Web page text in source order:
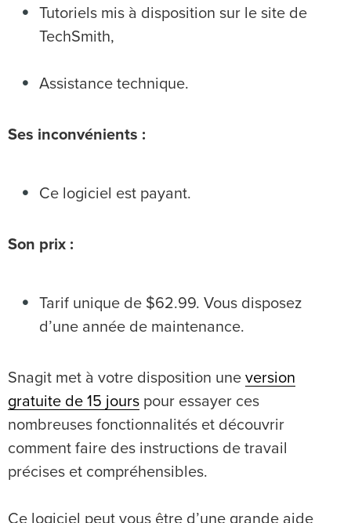
Tutoriels mis à disposition sur le site de
TechSmith,
Assistance technique.
Ses inconvénients :
Ce logiciel est payant.
Son prix :
Tarif unique de $62.99. Vous disposez
d’une année de maintenance.
Snagit met à votre disposition une version
gratuite de 15 jours pour essayer ces
nombreuses fonctionnalités et découvrir
comment faire des instructions de travail
précises et compréhensibles.
Ce logiciel peut vous être d’une grande aide